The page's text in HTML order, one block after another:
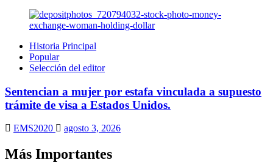
Historia Principal
Popular
Selección del editor
Sentencian a mujer por estafa vinculada a supuesto
trámite de visa a Estados Unidos.
EMS2020 agosto 3, 2026
Más Importantes